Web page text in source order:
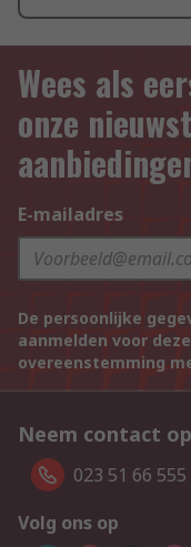
Wees als
onze
E-mailadres
De persoonlijke
aanmelden voor
overeenstemming
Neem contact op
023 51 66 555
Volg ons op